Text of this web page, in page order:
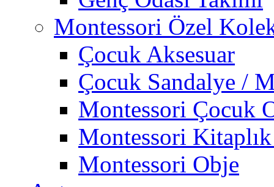
Montessori Özel
Çocuk Aksesuar
Çocuk Sandalye /
Montessori Çocuk
Montessori
Montessori Obje